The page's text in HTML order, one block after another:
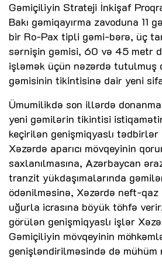
Gəmiçiliyin Strateji İnkişaf
Bakı gəmiqayırma zavoduna 11
bir Ro-Pax tipli gəmi-bərə, üç
sərnişin gəmisi, 60 və 45 metr
işləmək üçün nəzərdə tutulmuş
gəmisinin tikintisinə dair yeni
Ümumilikdə son illərdə
yeni gəmilərin tikintisi
keçirilən genişmiqyaslı tədbirlər
Xəzərdə aparıcı mövqeyinin
saxlanılmasına, Azərbaycan
tranzit yükdaşımalarında
ödənilməsinə, Xəzərdə neft-
uğurla icrasına böyük töhfə
görülən genişmiqyaslı işlər
Gəmiçiliyin mövqeyinin
genişləndirilməsində də mühüm